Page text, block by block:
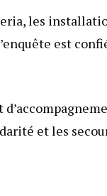
les
est
et les